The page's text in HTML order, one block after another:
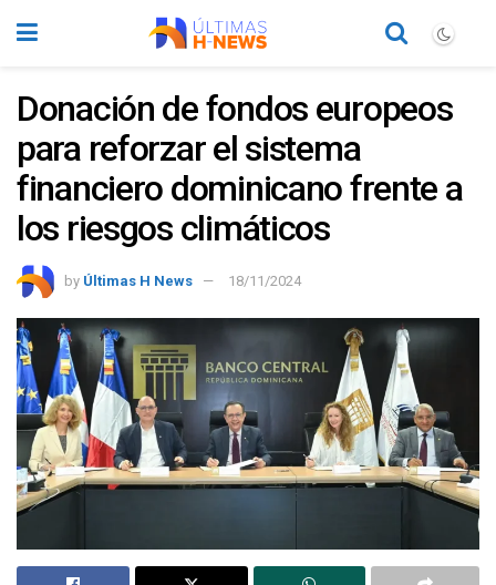
Donación de fondos europeos
para reforzar el sistema
financiero dominicano frente a
los riesgos climáticos
by Últimas H News 18/11/2024